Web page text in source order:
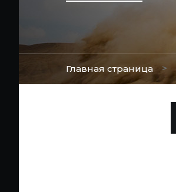
Главная страница >